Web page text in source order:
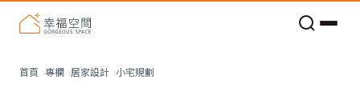
首頁 專欄 居家設計 小宅規劃